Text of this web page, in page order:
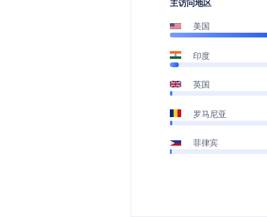
主访问地区
美国
印度
英国
罗马尼亚
菲律宾